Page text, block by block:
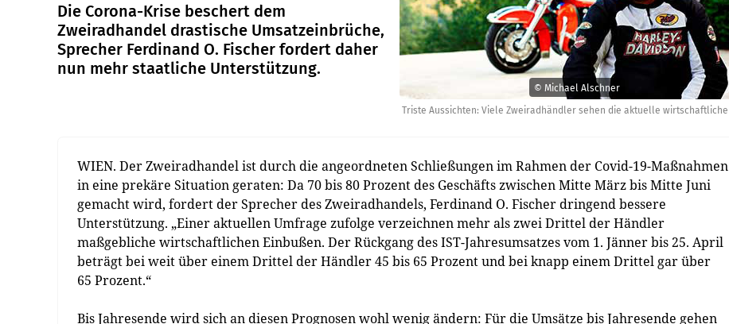
© Michael Alschner
Die Corona-Krise beschert dem
Zweiradhandel drastische Umsatzeinbrüche,
Sprecher Ferdinand O. Fischer fordert daher
nun mehr staatliche Unterstützung.
WIEN. Der Zweiradhandel ist durch die angeordneten Schließungen im Rahmen der Covid-19-Maßnahmen
in eine prekäre Situation geraten: Da 70 bis 80 Prozent des Geschäfts zwischen Mitte März bis Mitte Juni
gemacht wird, fordert der Sprecher des Zweiradhandels, Ferdinand O. Fischer dringend bessere
Unterstützung. „Einer aktuellen Umfrage zufolge verzeichnen mehr als zwei Drittel der Händler
maßgebliche wirtschaftlichen Einbußen. Der Rückgang des IST-Jahresumsatzes vom 1. Jänner bis 25. April
beträgt bei weit über einem Drittel der Händler 45 bis 65 Prozent und bei knapp einem Drittel gar über
65 Prozent.“
Bis Jahresende wird sich an diesen Prognosen wohl wenig ändern: Für die Umsätze bis Jahresende gehen